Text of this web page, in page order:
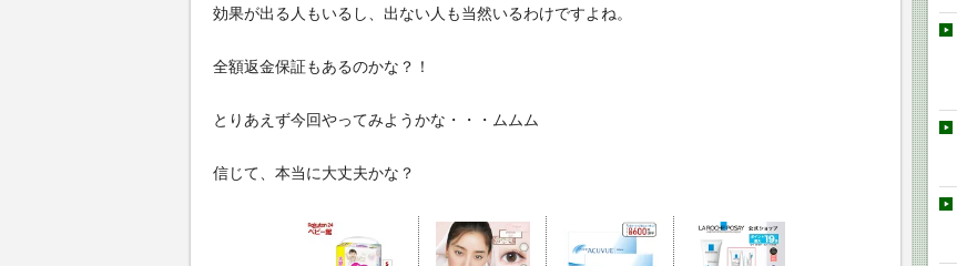
効果が出る人もいるし、出ない人も当然いるわけですよね。
全額返金保証もあるのかな？！
とりあえず今回やってみようかな・・・ムムム
信じて、本当に大丈夫かな？